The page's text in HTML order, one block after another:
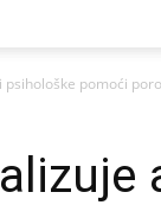
psihološke pomoći